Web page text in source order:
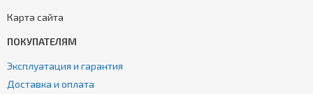
Карта сайта
ПОКУПАТЕЛЯМ
Эксплуатация и гарантия
Доставка и оплата